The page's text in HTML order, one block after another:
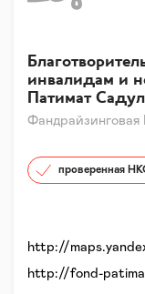
инвалидам и
Патимат
проверенная
http://
http://fond-